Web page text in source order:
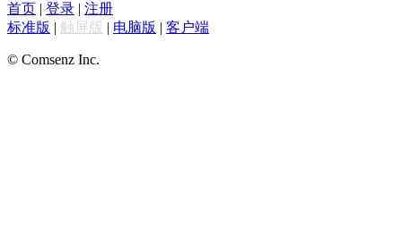
首页 | 登录 | 注册
标准版 | 触屏版 | 电脑版 | 客户端
© Comsenz Inc.